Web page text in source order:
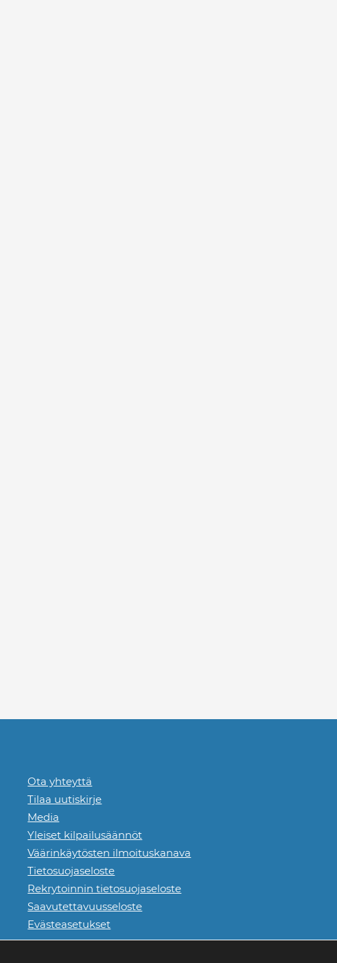
Ota yhteyttä
Tilaa uutiskirje
Media
Yleiset kilpailusäännöt
Väärinkäytösten ilmoituskanava
Tietosuojaseloste
Rekrytoinnin tietosuojaseloste
Saavutettavuusseloste
Evästeasetukset